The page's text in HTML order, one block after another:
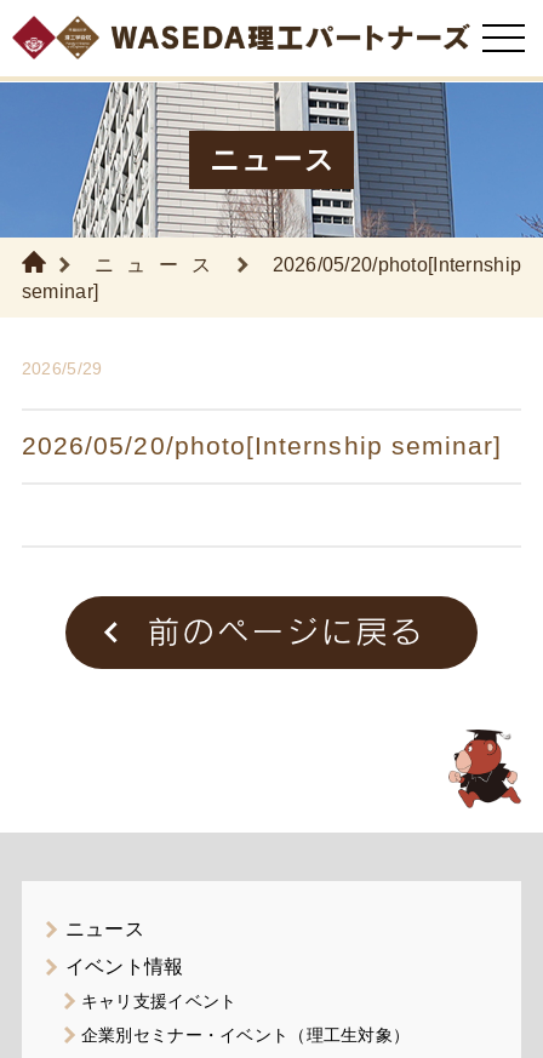
ニュース
ニュース
2026/05/20/photo[Internship
seminar]
2026/5/29
2026/05/20/photo[Internship seminar]
ニュース
イベント情報
キャリ支援イベント
企業別セミナー・イベント（理工生対象）